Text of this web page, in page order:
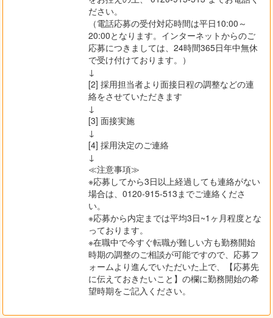
ださい。
（電話応募の受付対応時間は平日10:00～
20:00となります。インターネットからのご
応募につきましては、24時間365日年中無休
で受け付けております。）
↓
[2] 採用担当者より面接日程の調整などの連
絡をさせていただきます
↓
[3] 面接実施
↓
[4] 採用決定のご連絡
↓
≪注意事項≫
※応募してから3日以上経過しても連絡がない
場合は、0120-915-513までご連絡くださ
い。
※応募から内定までは平均3日~1ヶ月程度とな
っております。
※在職中で今すぐ転職が難しい方も勤務開始
時期の調整のご相談が可能ですので、応募フ
ォームより進んでいただいた上で、【応募先
に伝えておきたいこと】の欄に勤務開始の希
望時期をご記入ください。